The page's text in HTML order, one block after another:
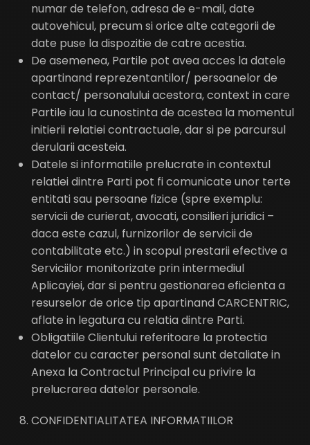
numar de telefon, adresa de e-mail, date
autovehicul, precum si orice alte categorii de
date puse la dispozitie de catre acestia.
De asemenea, Partile pot avea acces la datele
apartinand reprezentantilor/ persoanelor de
contact/ personalului acestora, context in care
Partile iau la cunostinta de acestea la momentul
initierii relatiei contractuale, dar si pe parcursul
derularii acesteia.
Datele si informatiile prelucrate in contextul
relatiei dintre Parti pot fi comunicate unor terte
entitati sau persoane fizice (spre exemplu:
servicii de curierat, avocati, consilieri juridici –
daca este cazul, furnizorilor de servicii de
contabilitate etc.) in scopul prestarii efective a
Serviciilor monitorizate prin intermediul
Aplicayiei, dar si pentru gestionarea eficienta a
resurselor de orice tip apartinand CARCENTRIC,
aflate in legatura cu relatia dintre Parti.
Obligatiile Clientului referitoare la protectia
datelor cu caracter personal sunt detaliate in
Anexa la Contractul Principal cu privire la
prelucrarea datelor personale.
CONFIDENTIALITATEA INFORMATIILOR